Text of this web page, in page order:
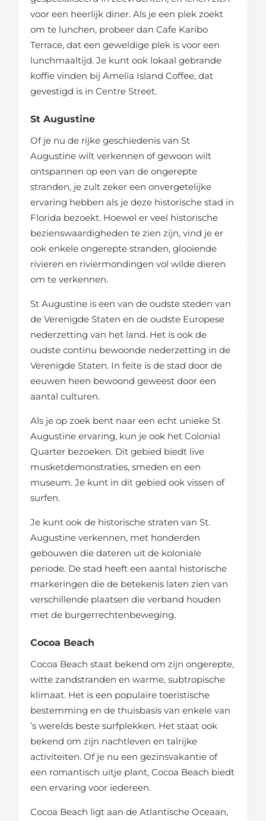
voor een heerlijk diner. Als je een plek zoekt
om te lunchen, probeer dan Cafe Karibo
Terrace, dat een geweldige plek is voor een
lunchmaaltijd. Je kunt ook lokaal gebrande
koffie vinden bij Amelia Island Coffee, dat
gevestigd is in Centre Street.
St Augustine
Of je nu de rijke geschiedenis van St
Augustine wilt verkennen of gewoon wilt
ontspannen op een van de ongerepte
stranden, je zult zeker een onvergetelijke
ervaring hebben als je deze historische stad in
Florida bezoekt. Hoewel er veel historische
bezienswaardigheden te zien zijn, vind je er
ook enkele ongerepte stranden, glooiende
rivieren en riviermondingen vol wilde dieren
om te verkennen.
St Augustine is een van de oudste steden van
de Verenigde Staten en de oudste Europese
nederzetting van het land. Het is ook de
oudste continu bewoonde nederzetting in de
Verenigde Staten. In feite is de stad door de
eeuwen heen bewoond geweest door een
aantal culturen.
Als je op zoek bent naar een echt unieke St
Augustine ervaring, kun je ook het Colonial
Quarter bezoeken. Dit gebied biedt live
musketdemonstraties, smeden en een
museum. Je kunt in dit gebied ook vissen of
surfen.
Je kunt ook de historische straten van St.
Augustine verkennen, met honderden
gebouwen die dateren uit de koloniale
periode. De stad heeft een aantal historische
markeringen die de betekenis laten zien van
verschillende plaatsen die verband houden
met de burgerrechtenbeweging.
Cocoa Beach
Cocoa Beach staat bekend om zijn ongerepte,
witte zandstranden en warme, subtropische
klimaat. Het is een populaire toeristische
bestemming en de thuisbasis van enkele van
’s werelds beste surfplekken. Het staat ook
bekend om zijn nachtleven en talrijke
activiteiten. Of je nu een gezinsvakantie of
een romantisch uitje plant, Cocoa Beach biedt
een ervaring voor iedereen.
Cocoa Beach ligt aan de Atlantische Oceaan,